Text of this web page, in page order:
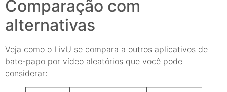
Comparação com
alternativas
Veja como o LivU se compara a outros aplicativos de
bate-papo por vídeo aleatórios que você pode
considerar: